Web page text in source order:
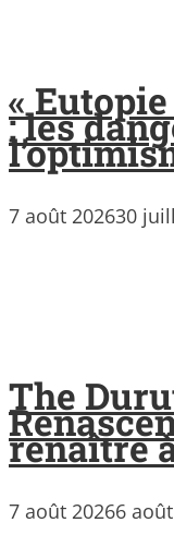
«
: les
7 août 202630
The
renaître
7 août 20266